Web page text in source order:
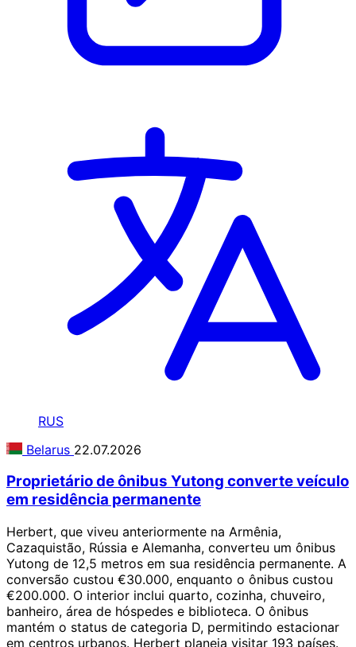
RUS
Belarus 22.07.2026
Proprietário de ônibus Yutong converte veículo
em residência permanente
Herbert, que viveu anteriormente na Armênia,
Cazaquistão, Rússia e Alemanha, converteu um ônibus
Yutong de 12,5 metros em sua residência permanente. A
conversão custou €30.000, enquanto o ônibus custou
€200.000. O interior inclui quarto, cozinha, chuveiro,
banheiro, área de hóspedes e biblioteca. O ônibus
mantém o status de categoria D, permitindo estacionar
em centros urbanos. Herbert planeja visitar 193 países.